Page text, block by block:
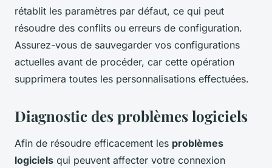
rétablit les paramètres par défaut, ce qui peut
résoudre des conflits ou erreurs de configuration.
Assurez-vous de sauvegarder vos configurations
actuelles avant de procéder, car cette opération
supprimera toutes les personnalisations effectuées.
Diagnostic des problèmes logiciels
Afin de résoudre efficacement les problèmes
logiciels qui peuvent affecter votre connexion